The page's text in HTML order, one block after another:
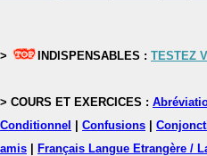
> INDISPENSABLES : TESTEZ
> COURS ET EXERCICES :
Conditionnel
Confusions
amis
Français Langue Etrangère /